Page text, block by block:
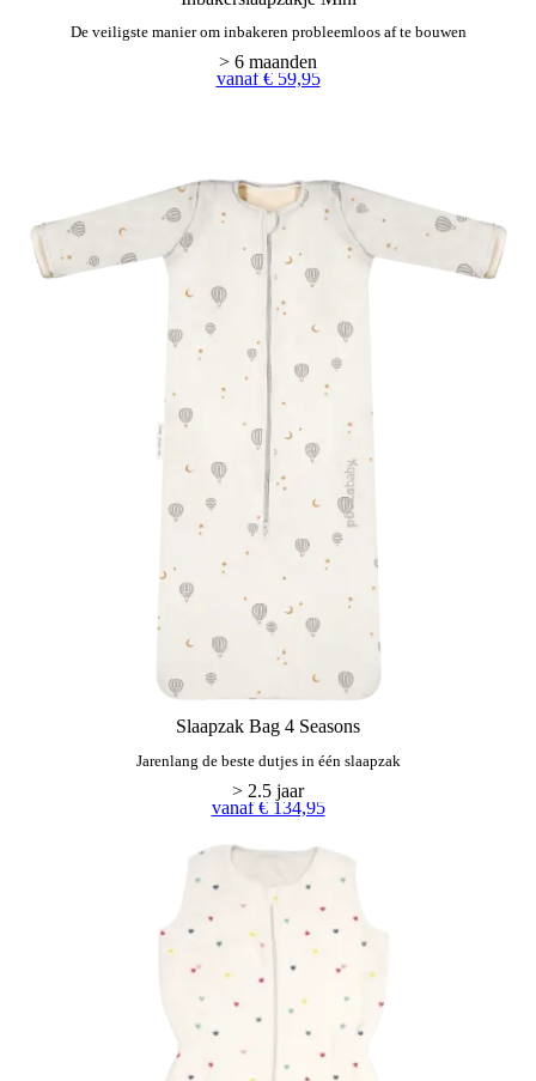
De veiligste manier om inbakeren probleemloos af te bouwen
vanaf € 59,95
Slaapzak Bag 4 Seasons
Jarenlang de beste dutjes in één slaapzak
vanaf € 134,95